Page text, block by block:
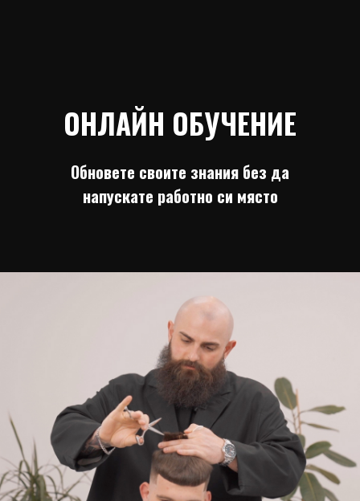
ОНЛАЙН ОБУЧЕНИЕ
Обновете своите знания без да
напускате работно си място